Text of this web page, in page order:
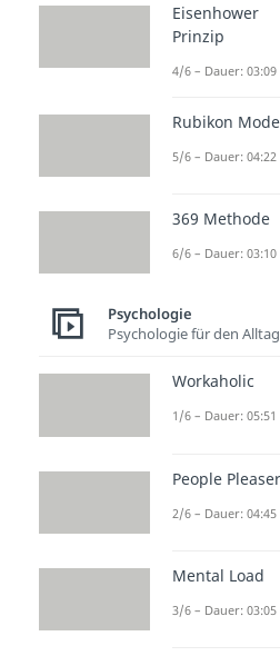
irrational.
Verhalten
und
Beispiel wäre
befahrene
vorher nach
schauen.
Manche
Intuition das
Denken ist.
die aufgrund
getroffen
sein. Dabei
Ursache für
es aber nicht
Psychologie
gezeigt, dass
intuitiven
gespeichertes
Erfahrungen
Eisenhower
Prinzip
4/6 – Dauer: 03:09
Rubikon
5/6 – Dauer: 04:22
369 Methode
6/6 – Dauer: 03:10
Psychologie
Psychologie für den Alltag
Workaholic
1/6 – Dauer: 05:51
People Pleaser
2/6 – Dauer: 04:45
Mental Load
3/6 – Dauer: 03:05